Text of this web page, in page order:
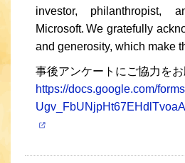
investor, philanthropist,
Microsoft. We gratefully
and generosity, which make
事後アンケートにご協力をお
https://docs.google.com/